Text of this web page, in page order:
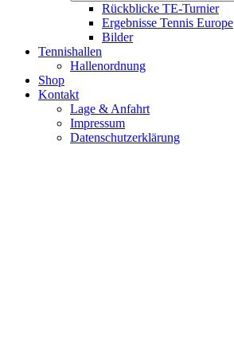
Rückblicke TE-Turnier
Ergebnisse Tennis Europe
Bilder
Tennishallen
Hallenordnung
Shop
Kontakt
Lage & Anfahrt
Impressum
Datenschutzerklärung